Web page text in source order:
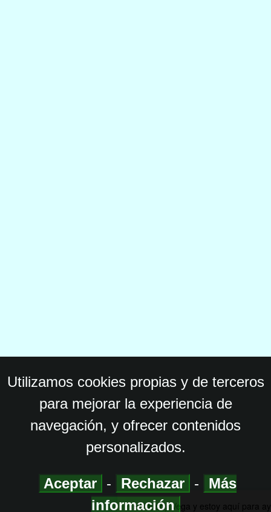
Utilizamos cookies propias y de terceros
para mejorar la experiencia de
navegación, y ofrecer contenidos
personalizados.
Aceptar - Rechazar -
Más
información